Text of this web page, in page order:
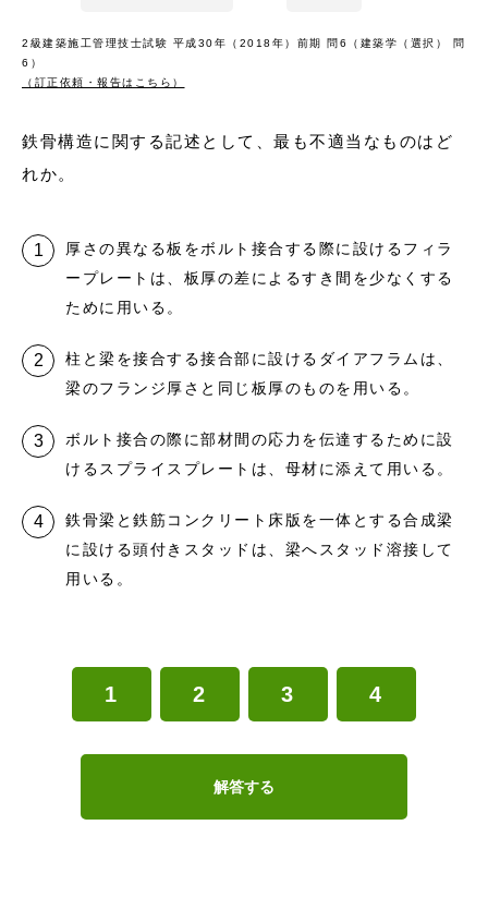
2級建築施工管理技士試験 平成30年（2018年）前期 問6（建築学（選択） 問
6）
（訂正依頼・報告はこちら）
鉄骨構造に関する記述として、最も不適当なものはど
れか。
厚さの異なる板をボルト接合する際に設けるフィラ
ープレートは、板厚の差によるすき間を少なくする
ために用いる。
柱と梁を接合する接合部に設けるダイアフラムは、
梁のフランジ厚さと同じ板厚のものを用いる。
ボルト接合の際に部材間の応力を伝達するために設
けるスプライスプレートは、母材に添えて用いる。
鉄骨梁と鉄筋コンクリート床版を一体とする合成梁
に設ける頭付きスタッドは、梁へスタッド溶接して
用いる。
1 2 3 4
解答する